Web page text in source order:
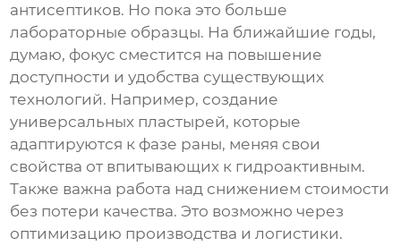
антисептиков. Но пока это больше
лабораторные образцы. На ближайшие годы,
думаю, фокус сместится на повышение
доступности и удобства существующих
технологий. Например, создание
универсальных пластырей, которые
адаптируются к фазе раны, меняя свои
свойства от впитывающих к гидроактивным.
Также важна работа над снижением стоимости
без потери качества. Это возможно через
оптимизацию производства и логистики.